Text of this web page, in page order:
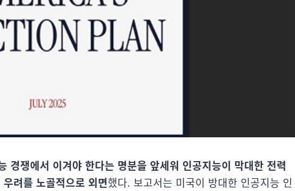
경쟁에서 이겨야 한다는 명분을 앞세워 인공지능이 막대한 전력
려를 노골적으로 외면했다. 보고서는 미국이 방대한 인공지능 인